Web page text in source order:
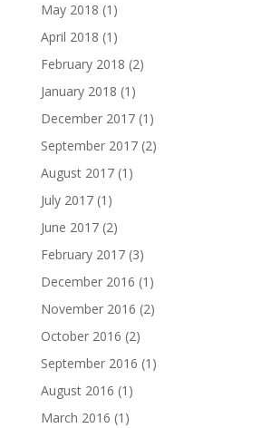
May 2018 (1)
April 2018 (1)
February 2018 (2)
January 2018 (1)
December 2017(1)
September 2017(2)
August 2017(1)
July 2017(1)
June 2017(2)
February 2017(3)
December 2016 (1)
November 2016 (2)
October 2016 (2)
September 2016 (1)
August 2016 (1)
March 2016 (1)